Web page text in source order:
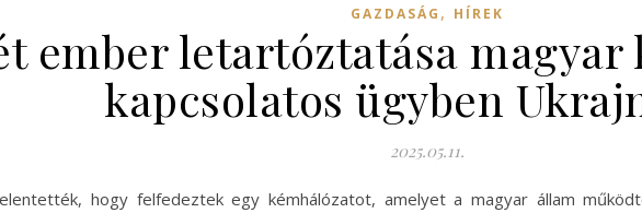
GAZDASÁG , HÍREK
ember letartóztatása magyar
kapcsolatos ügyben
2025.05.11.
hogy felfedeztek egy kémhálózatot, amelyet a magyar állam